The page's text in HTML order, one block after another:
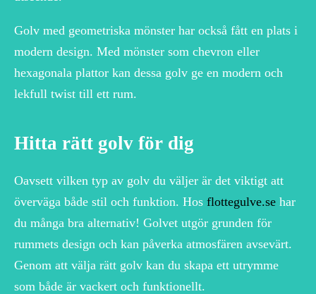
Golv med geometriska mönster har också fått en plats i
modern design. Med mönster som chevron eller
hexagonala plattor kan dessa golv ge en modern och
lekfull twist till ett rum.
Hitta rätt golv för dig
Oavsett vilken typ av golv du väljer är det viktigt att
överväga både stil och funktion. Hos flottegulve.se har
du många bra alternativ! Golvet utgör grunden för
rummets design och kan påverka atmosfären avsevärt.
Genom att välja rätt golv kan du skapa ett utrymme
som både är vackert och funktionellt.